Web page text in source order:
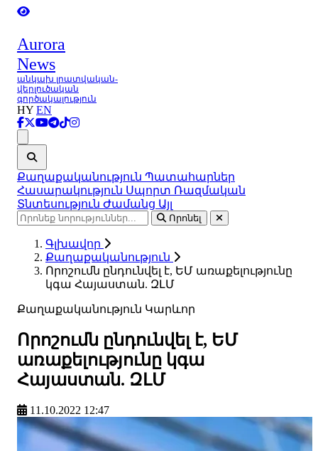
Aurora
News
անկախ լրատվական-
վերլուծական
գործակալություն
HY EN
Քաղաքականություն Պատահարներ
Հասարակություն Սպորտ Ռազմական
Տնտեսություն Ժամանց Այլ
Որոնել
Գլխավոր
Քաղաքականություն
Որոշումն ընդունվել է, ԵՄ առաքելությունը
կգա Հայաստան. ԶԼՄ
Քաղաքականություն Կարևոր
Որոշումն ընդունվել է, ԵՄ
առաքելությունը կգա
Հայաստան. ԶԼՄ
11.10.2022 12:47